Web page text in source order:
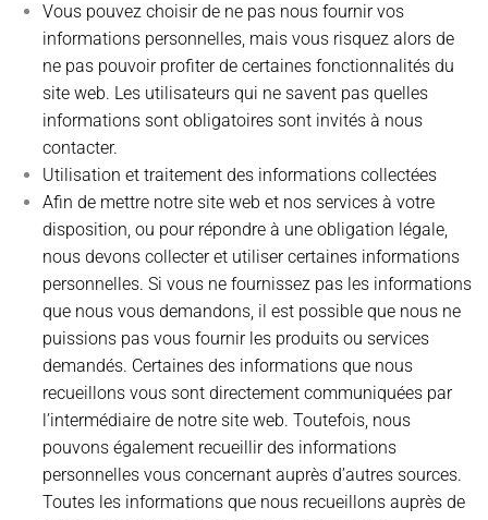
Vous pouvez choisir de ne pas nous fournir vos
informations personnelles, mais vous risquez alors de
ne pas pouvoir profiter de certaines fonctionnalités du
site web. Les utilisateurs qui ne savent pas quelles
informations sont obligatoires sont invités à nous
contacter.
Utilisation et traitement des informations collectées
Afin de mettre notre site web et nos services à votre
disposition, ou pour répondre à une obligation légale,
nous devons collecter et utiliser certaines informations
personnelles. Si vous ne fournissez pas les informations
que nous vous demandons, il est possible que nous ne
puissions pas vous fournir les produits ou services
demandés. Certaines des informations que nous
recueillons vous sont directement communiquées par
l’intermédiaire de notre site web. Toutefois, nous
pouvons également recueillir des informations
personnelles vous concernant auprès d’autres sources.
Toutes les informations que nous recueillons auprès de